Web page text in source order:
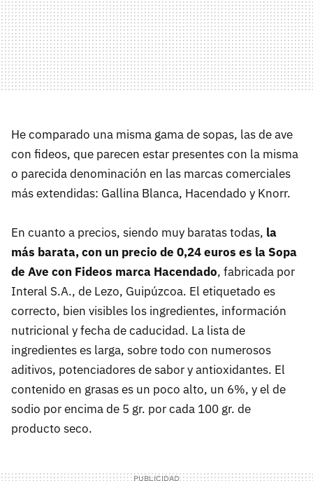
He comparado una misma gama de sopas, las de ave
con fideos, que parecen estar presentes con la misma
o parecida denominación en las marcas comerciales
más extendidas: Gallina Blanca, Hacendado y Knorr.
En cuanto a precios, siendo muy baratas todas, la
más barata, con un precio de 0,24 euros es la Sopa
de Ave con Fideos marca Hacendado, fabricada por
Interal S.A., de Lezo, Guipúzcoa. El etiquetado es
correcto, bien visibles los ingredientes, información
nutricional y fecha de caducidad. La lista de
ingredientes es larga, sobre todo con numerosos
aditivos, potenciadores de sabor y antioxidantes. El
contenido en grasas es un poco alto, un 6%, y el de
sodio por encima de 5 gr. por cada 100 gr. de
producto seco.